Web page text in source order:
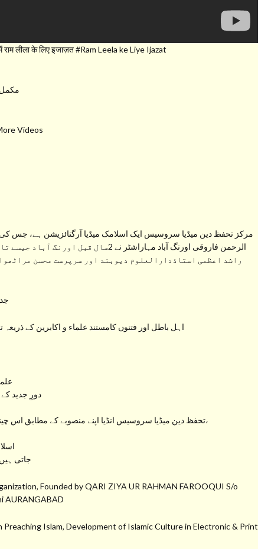
लीला के लिए इजाज़त #Ram Leela ke Liye Ijazat
مکمل
Videos
مرکز تحفظ دین میڈیا سروسیس ایک اسلامک میڈیا آرگنائزیشن ہے، جس
الرحمن فاروقی اورنگ آباد مہاراشٹر نے
راشد اعظمی استاذدارالعلوم دیوبند اور سرپرست محسن
اہل باطل اور فتنوں کامستند علماء و اکابرین کے
دورِ جدید
تحفظ دین میڈیا سروسیس انڈیا اپنے منصوبے کے مطابق اس چینل سے راسخ العقیدہ علماء کرام کے بیانات، خطبات و تقاریر،
جاتی
Founded by QARI ZIYA UR RAHMAN FAROOQUI S/o
AURANGABAD
Islam, Development of Islamic Culture in Electronic & Print